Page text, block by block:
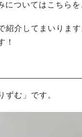
についてはこちらを
介してまいります
！
む」です。